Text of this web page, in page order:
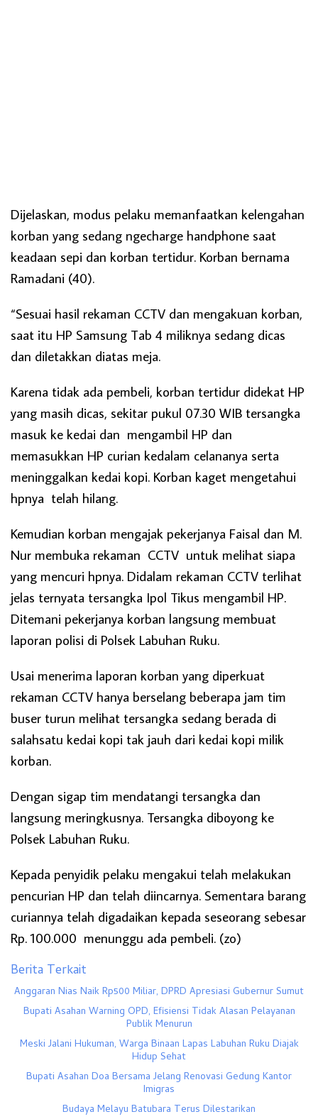
Dijelaskan, modus pelaku memanfaatkan kelengahan
korban yang sedang ngecharge handphone saat
keadaan sepi dan korban tertidur. Korban bernama
Ramadani (40).
“Sesuai hasil rekaman CCTV dan mengakuan korban,
saat itu HP Samsung Tab 4 miliknya sedang dicas
dan diletakkan diatas meja.
Karena tidak ada pembeli, korban tertidur didekat HP
yang masih dicas, sekitar pukul 07.30 WIB tersangka
masuk ke kedai dan mengambil HP dan
memasukkan HP curian kedalam celananya serta
meninggalkan kedai kopi. Korban kaget mengetahui
hpnya telah hilang.
Kemudian korban mengajak pekerjanya Faisal dan M.
Nur membuka rekaman CCTV untuk melihat siapa
yang mencuri hpnya. Didalam rekaman CCTV terlihat
jelas ternyata tersangka Ipol Tikus mengambil HP.
Ditemani pekerjanya korban langsung membuat
laporan polisi di Polsek Labuhan Ruku.
Usai menerima laporan korban yang diperkuat
rekaman CCTV hanya berselang beberapa jam tim
buser turun melihat tersangka sedang berada di
salahsatu kedai kopi tak jauh dari kedai kopi milik
korban.
Dengan sigap tim mendatangi tersangka dan
langsung meringkusnya. Tersangka diboyong ke
Polsek Labuhan Ruku.
Kepada penyidik pelaku mengakui telah melakukan
pencurian HP dan telah diincarnya. Sementara barang
curiannya telah digadaikan kepada seseorang sebesar
Rp. 100.000 menunggu ada pembeli. (zo)
Berita Terkait
Anggaran Nias Naik Rp500 Miliar, DPRD Apresiasi Gubernur Sumut
Bupati Asahan Warning OPD, Efisiensi Tidak Alasan Pelayanan
Publik Menurun
Meski Jalani Hukuman, Warga Binaan Lapas Labuhan Ruku Diajak
Hidup Sehat
Bupati Asahan Doa Bersama Jelang Renovasi Gedung Kantor
Imigras
Budaya Melayu Batubara Terus Dilestarikan